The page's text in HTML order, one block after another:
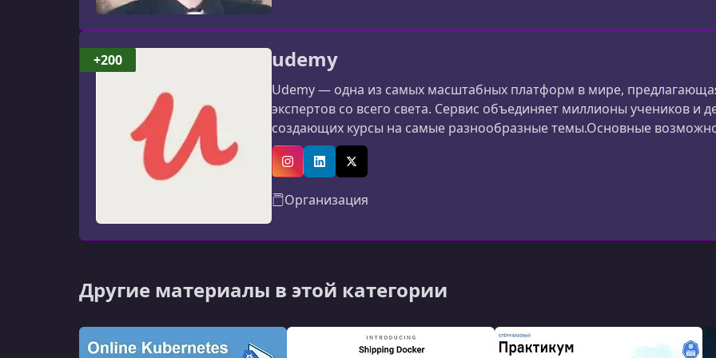
udemy
Udemy — одна из самых масштабных платформ в мире,
экспертов со всего света. Сервис объединяет миллионы учеников и
создающих курсы на самые разнообразные темы.Основные
программирования и дизайна до маркетинга, психологии и личной
авторов: материалы создаются специалистами из разных
InstagramLinkedInX (Twitter)
Организация
+200
Другие материалы в этой категории